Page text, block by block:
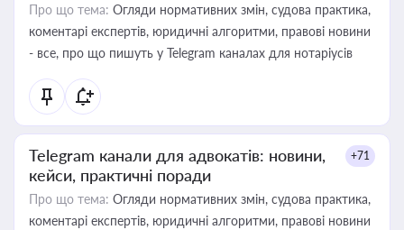
Про що тема: Огляди нормативних змін, судова практика,
коментарі експертів, юридичні алгоритми, правові новини
- все, про що пишуть у Telegram каналах для нотаріусів
Telegram канали для адвокатів: новини,
кейси, практичні поради
+71
Про що тема: Огляди нормативних змін, судова практика,
коментарі експертів, юридичні алгоритми, правові новини